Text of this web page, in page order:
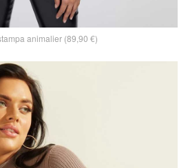
animalier (89,90 €)